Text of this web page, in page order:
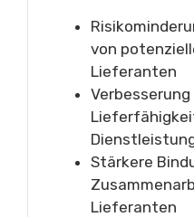
von
Lieferanten
Stärkere
Lieferanten